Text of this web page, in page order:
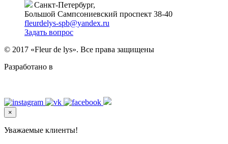
Санкт-Петербург,
Большой Сампсониевский проспект 38-40
fleurdelys-spb@yandex.ru
Задать вопрос
© 2017 «Fleur de lys». Все права защищены
Разработано в
×
Уважаемые клиенты!